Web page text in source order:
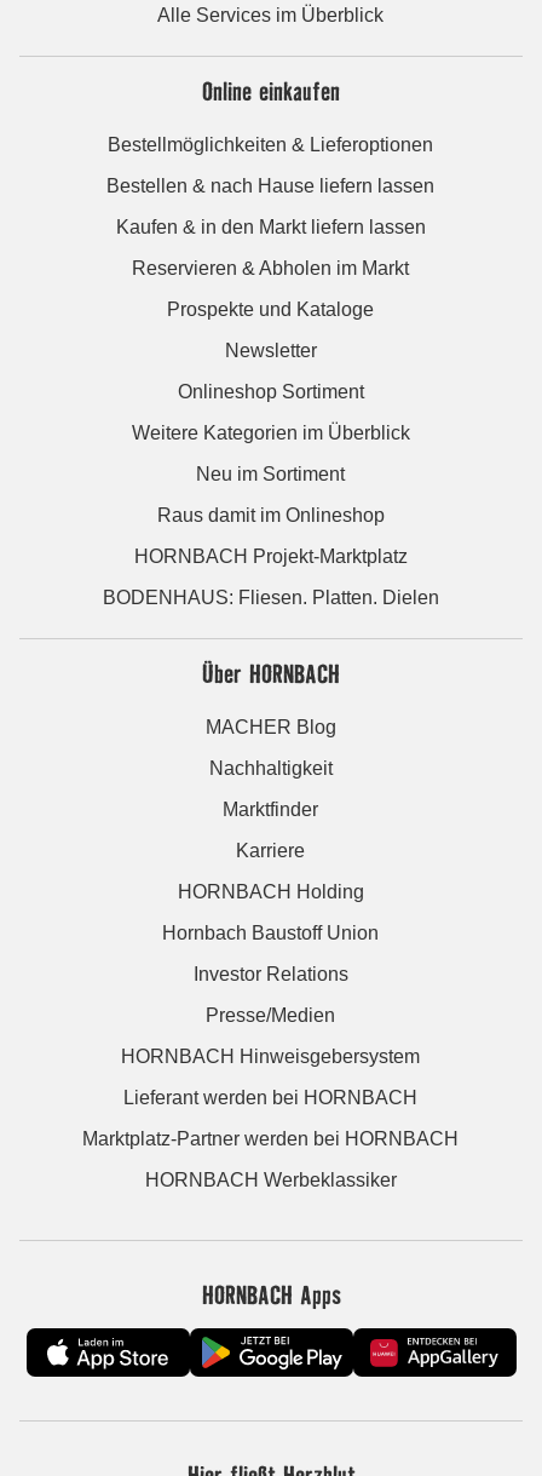
Alle Services im Überblick
Online einkaufen
Bestellmöglichkeiten & Lieferoptionen
Bestellen & nach Hause liefern lassen
Kaufen & in den Markt liefern lassen
Reservieren & Abholen im Markt
Prospekte und Kataloge
Newsletter
Onlineshop Sortiment
Weitere Kategorien im Überblick
Neu im Sortiment
Raus damit im Onlineshop
HORNBACH Projekt-Marktplatz
BODENHAUS: Fliesen. Platten. Dielen
Über HORNBACH
MACHER Blog
Nachhaltigkeit
Marktfinder
Karriere
HORNBACH Holding
Hornbach Baustoff Union
Investor Relations
Presse/Medien
HORNBACH Hinweisgebersystem
Lieferant werden bei HORNBACH
Marktplatz-Partner werden bei HORNBACH
HORNBACH Werbeklassiker
HORNBACH Apps